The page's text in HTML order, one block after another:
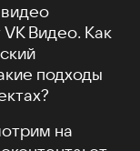
Видео. Как
подходы
на